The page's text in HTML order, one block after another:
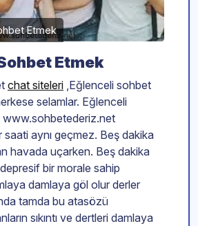
Etmek
Etmek
chat siteleri ,Eğlenceli sohbet
selamlar. Eğlenceli
aynı geçmez. Beş dakika
havada uçarken. Beş dakika
bir morale sahip
damlaya göl olur derler
tamda bu atasözü
sıkıntı ve dertleri damlaya